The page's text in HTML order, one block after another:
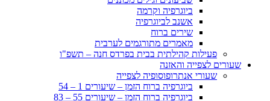
ביוגרפיה וקרמה
אשנב לביוגרפיה
שירים ברוח
מאמרים מתורגמים לערבית
פעילות קהילתית בבית בפרדס חנה – תשפ"ו
שעורים לצפייה והאזנה
שעורי אנתרופוסופיה לצפייה
ביוגרפיה ברוח הזמן – שיעורים 1 – 54
ביוגרפיה ברוח הזמן – שיעורים 55 – 83